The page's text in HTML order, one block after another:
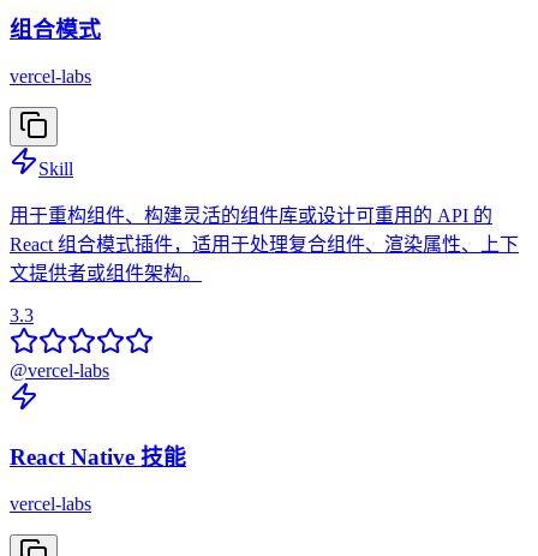
组合模式
vercel-labs
Skill
用于重构组件、构建灵活的组件库或设计可重用的 API 的
React 组合模式插件，适用于处理复合组件、渲染属性、上下
文提供者或组件架构。
3.3
@vercel-labs
React Native 技能
vercel-labs